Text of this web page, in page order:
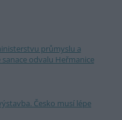
průmyslu a
odvalu Heřmanice
Česko musí lépe